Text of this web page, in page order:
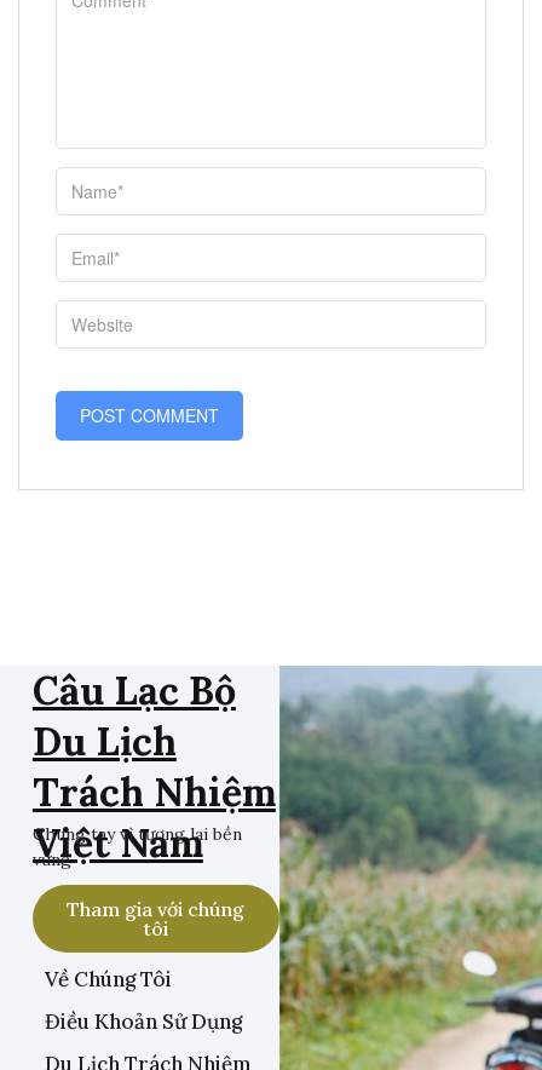
Câu Lạc Bộ
Du Lịch
Trách Nhiệm
Việt Nam
Chung tay vì tương lai bền
vững
Tham gia với chúng
tôi
Về Chúng Tôi
Điều Khoản Sử Dụng
Du Lịch Trách Nhiệm